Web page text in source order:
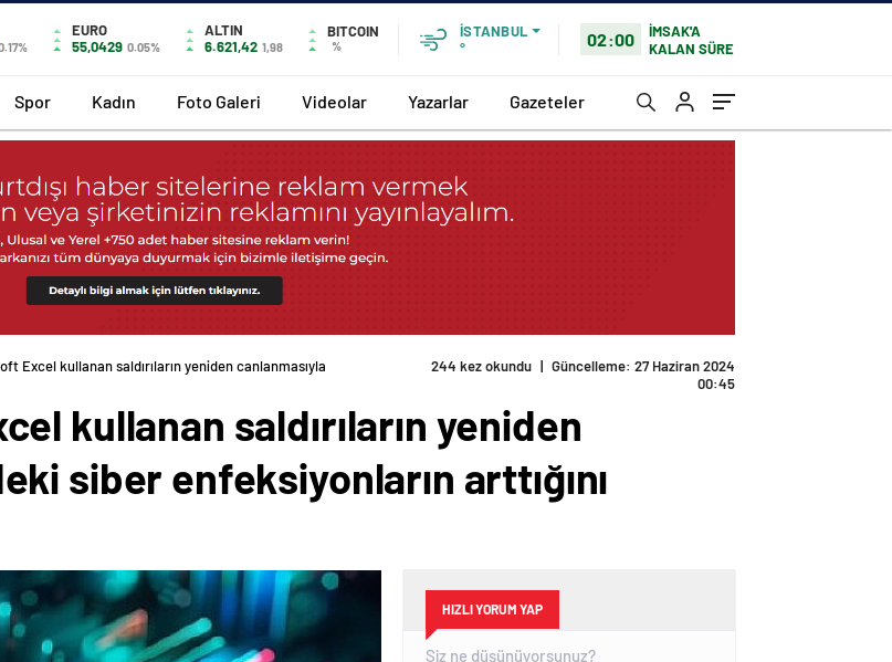
EURO
55,0429 0.05%
ALTIN
6.621,42 1,98
BITCOIN
%
İSTANBUL
°
02:00
İMSAK'A
KALAN SÜRE
Spor Kadın Foto Galeri Videolar Yazarlar Gazeteler
Excel kullanan saldırıların yeniden canlanmasıyla
244 kez okundu | Güncelleme: 27 Haziran 2024
00:45
kullanan saldırıların yeniden
siber enfeksiyonların arttığını
HIZLI YORUM YAP